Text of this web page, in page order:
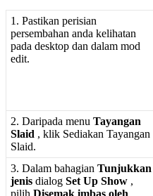
1 . Pastikan perisian
persembahan anda kelihatan
pada desktop dan dalam mod
edit.
2. Daripada menu Tayangan
Slaid , klik Sediakan Tayangan
Slaid.
3. Dalam bahagian Tunjukkan
jenis dialog Set Up Show ,